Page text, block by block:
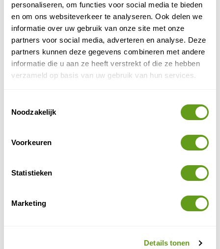
personaliseren, om functies voor social media te bieden
en om ons websiteverkeer te analyseren. Ook delen we
informatie over uw gebruik van onze site met onze
partners voor social media, adverteren en analyse. Deze
partners kunnen deze gegevens combineren met andere
informatie die u aan ze heeft verstrekt of die ze hebben
verzameld op basis van uw gebruik van hun services.
Noodzakelijk
Voorkeuren
Statistieken
Marketing
Details tonen
Ziplinen, snorkelen of toch dieren spotten?
BEKIJK
Koning Aap - Groepsreis Costa Rica
Groepsreis
Highlights als Arenal vulkaan, Tortuguero en
Alle kosten inbegrepen, ook verzekeringen.
Wij bevelen Sunny Cars van harte aan!
Kidsreizen - Costa Rica op maat